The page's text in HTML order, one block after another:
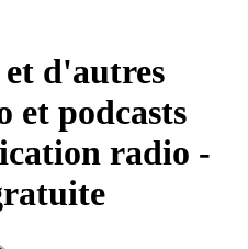
et d'autres
et podcasts
radio -